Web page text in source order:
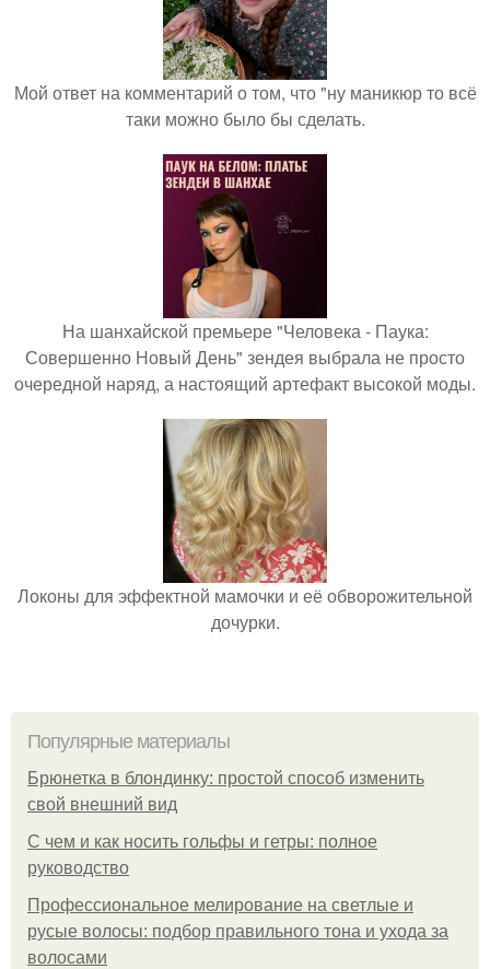
Мой ответ на комментарий о том, что "ну маникюр то всё
таки можно было бы сделать.
На шанхайской премьере "Человека - Паука:
Совершенно Новый День" зендея выбрала не просто
очередной наряд, а настоящий артефакт высокой моды.
Локоны для эффектной мамочки и её обворожительной
дочурки.
Популярные материалы
Брюнетка в блондинку: простой способ изменить
свой внешний вид
С чем и как носить гольфы и гетры: полное
руководство
Профессиональное мелирование на светлые и
русые волосы: подбор правильного тона и ухода за
волосами